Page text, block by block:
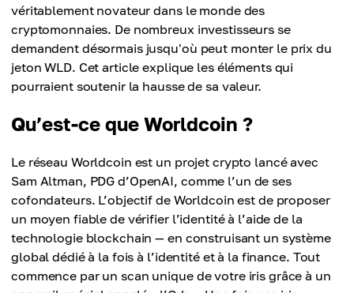
véritablement novateur dans le monde des
cryptomonnaies. De nombreux investisseurs se
demandent désormais jusqu'où peut monter le prix du
jeton WLD. Cet article explique les éléments qui
pourraient soutenir la hausse de sa valeur.
Qu’est-ce que Worldcoin ?
Le réseau Worldcoin est un projet crypto lancé avec
Sam Altman, PDG d’OpenAI, comme l’un de ses
cofondateurs. L’objectif de Worldcoin est de proposer
un moyen fiable de vérifier l’identité à l’aide de la
technologie blockchain — en construisant un système
global dédié à la fois à l’identité et à la finance. Tout
commence par un scan unique de votre iris grâce à un